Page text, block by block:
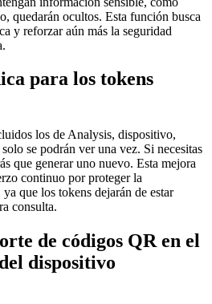
quedarán ocultos. Esta función busca
y reforzar aún más la seguridad
para los tokens
los de Analysis, dispositivo,
se podrán ver una vez. Si necesitas
que generar uno nuevo. Esta mejora
continuo por proteger la
que los tokens dejarán de estar
consulta.
de códigos QR en el
dispositivo